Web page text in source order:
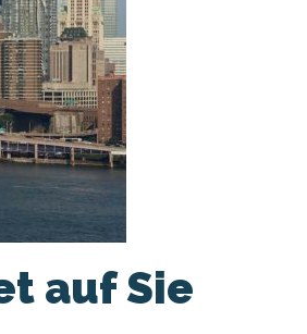
auf Sie